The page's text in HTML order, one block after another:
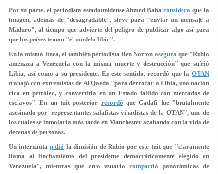
Por su parte, el periodista estadounidense Ahmed Babaconsidera que la
imagen, además de "desagradable", sirve para "enviar un mensaje a
Maduro", al tiempo que advierte del peligro de publicar algo así para
que los países teman "el modelo libio".
En la misma línea, el también periodista Ben Norton aseguraque "Rubio
amenaza a Venezuela con la misma muerte y destrucción" que sufrió
Libia, así como a su presidente. En este sentido, recordó que la OTAN
trabajó con extremistas de Al Qaeda "para derrocar a Libia, una nación
rica en petróleo, y convertirla en un Estado fallido con mercados de
esclavos". En un tuit posterior recordó que Gadafi fue "brutalmente
asesinado por representantes salafistas-yihadistas de la OTAN", uno de
los cuales se inmolaría más tarde en Manchester acabando con la vida de
decenas de personas.
Un internautapidió la dimisión de Rubio por este tuit que "claramente
llama al linchamiento del presidente democráticamente elegido en
Venezuela", mientras que otro usuariocompartió panorámicas de